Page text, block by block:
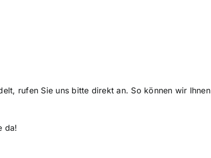
rufen Sie uns bitte direkt an. So können wir Ihnen
da!